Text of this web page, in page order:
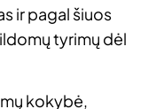
ir pagal šiuos
tyrimų dėl
kokybė,